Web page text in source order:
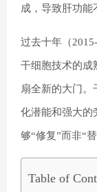
成，导致肝功能
过去十年（
干细胞技术的成
扇全新的大门。
化潜能和强大的
够“修复”而非“
Table of